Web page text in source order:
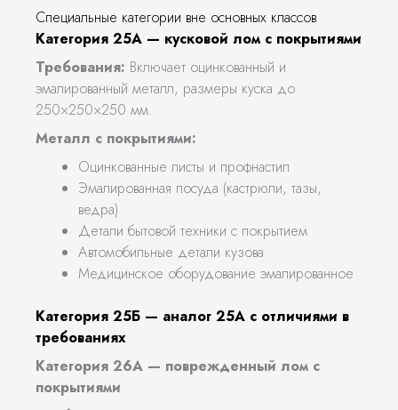
Специальные категории вне основных классов
Категория 25А — кусковой лом с покрытиями
Требования: Включает оцинкованный и
эмалированный металл, размеры куска до
250×250×250 мм.
Металл с покрытиями:
Оцинкованные листы и профнастил
Эмалированная посуда (кастрюли, тазы,
ведра)
Детали бытовой техники с покрытием
Автомобильные детали кузова
Медицинское оборудование эмалированное
Категория 25Б — аналог 25А с отличиями в
требованиях
Категория 26А — поврежденный лом с
покрытиями